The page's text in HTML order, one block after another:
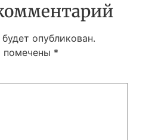
опубликован.
помечены *